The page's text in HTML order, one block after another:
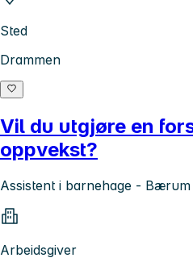
Sted
Drammen
Vil du utgjøre en
oppvekst?
Assistent i barnehage - Bærum
Arbeidsgiver